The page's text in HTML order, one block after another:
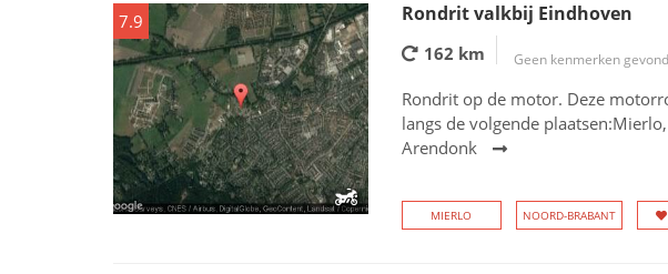
7.9 Rondrit valkbij Eindhoven
162 km Geen kenmerken
Rondrit op de motor. Deze
langs de volgende
Arendonk
MIERLO NOORD-BRABANT